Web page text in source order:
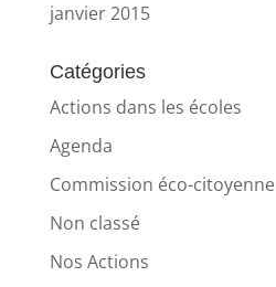
janvier 2015
Catégories
Actions dans les écoles
Agenda
Commission éco-citoyenne
Non classé
Nos Actions